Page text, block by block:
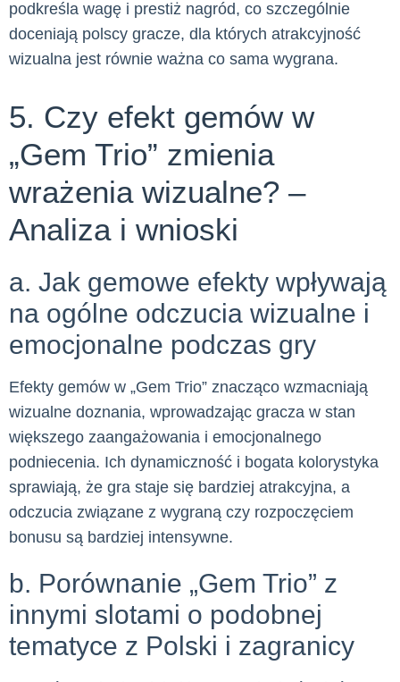
podkreśla wagę i prestiż nagród, co szczególnie
doceniają polscy gracze, dla których atrakcyjność
wizualna jest równie ważna co sama wygrana.
5. Czy efekt gemów w
„Gem Trio” zmienia
wrażenia wizualne? –
Analiza i wnioski
a. Jak gemowe efekty wpływają
na ogólne odczucia wizualne i
emocjonalne podczas gry
Efekty gemów w „Gem Trio” znacząco wzmacniają
wizualne doznania, wprowadzając gracza w stan
większego zaangażowania i emocjonalnego
podniecenia. Ich dynamiczność i bogata kolorystyka
sprawiają, że gra staje się bardziej atrakcyjna, a
odczucia związane z wygraną czy rozpoczęciem
bonusu są bardziej intensywne.
b. Porównanie „Gem Trio” z
innymi slotami o podobnej
tematyce z Polski i zagranicy